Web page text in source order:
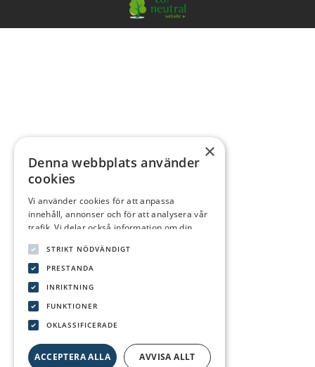
×
Denna webbplats använder
cookies
Vi använder cookies för att anpassa
innehåll, annonser och för att analysera vår
trafik. Vi delar också information om din
reklam- och analyspartners som kan
kombinera den med annan information som
du har tillhandahållit dem eller som de har
samlat in från din användning av deras
tjänster.Integritetspolicy
STRIKT NÖDVÄNDIGT
PRESTANDA
INRIKTNING
FUNKTIONER
OKLASSIFICERADE
ACCEPTERA ALLA AVVISA ALLT